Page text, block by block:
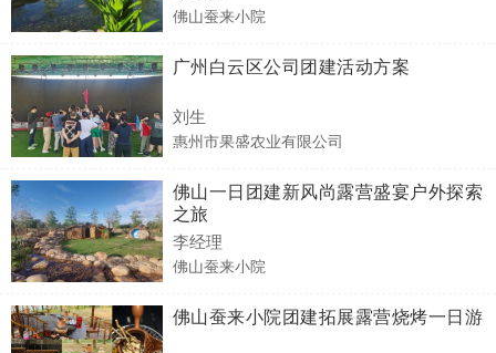
佛山蚕来小院
广州白云区公司团建活动方案
刘生
惠州市果盛农业有限公司
佛山一日团建新风尚露营盛宴户外探索
之旅
李经理
佛山蚕来小院
佛山蚕来小院团建拓展露营烧烤一日游